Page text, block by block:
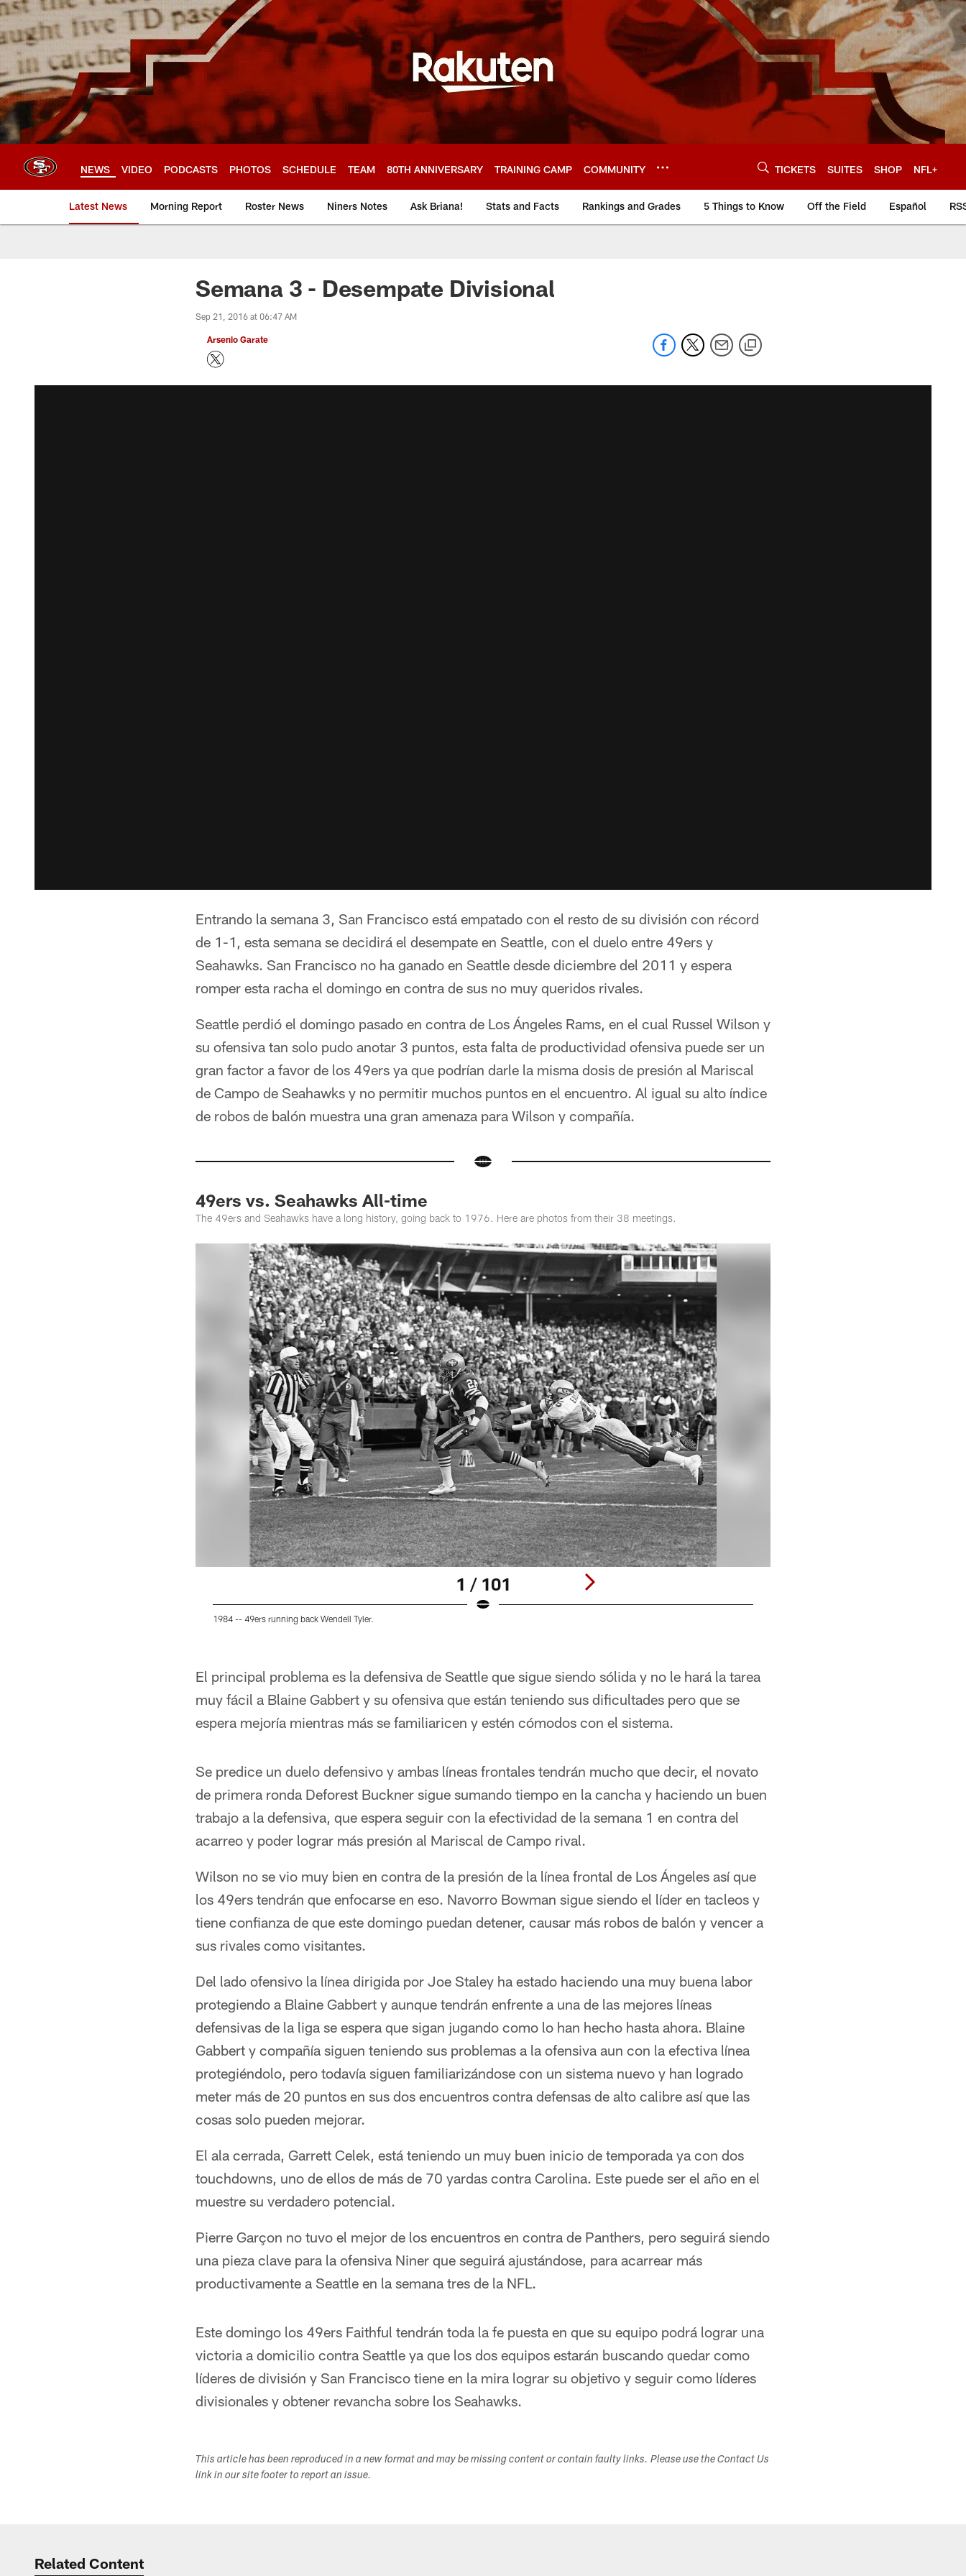
Skip
to
main
content
NEWS VIDEO PODCASTS PHOTOS SCHEDULE TEAM 80TH ANNIVERSARY TRAINING CAMP COMMUNITY TICKETS SUITES SHOP NFL+
Latest News Morning Report Roster News Niners Notes Ask Briana! Stats and Facts Rankings and Grades 5 Things to Know Off the Field Español
Semana 3 - Desempate Divisional
Sep 21, 2016 at 06:47 AM
Arsenio Garate
Entrando la semana 3, San Francisco está empatado con el resto de su división con récord
de 1-1, esta semana se decidirá el desempate en Seattle, con el duelo entre 49ers y
Seahawks. San Francisco no ha ganado en Seattle desde diciembre del 2011 y espera
romper esta racha el domingo en contra de sus no muy queridos rivales.
Seattle perdió el domingo pasado en contra de Los Ángeles Rams, en el cual Russel Wilson y
su ofensiva tan solo pudo anotar 3 puntos, esta falta de productividad ofensiva puede ser un
gran factor a favor de los 49ers ya que podrían darle la misma dosis de presión al Mariscal
de Campo de Seahawks y no permitir muchos puntos en el encuentro. Al igual su alto índice
de robos de balón muestra una gran amenaza para Wilson y compañía.
49ers vs. Seahawks All-time
The 49ers and Seahawks have a long history, going back to 1976. Here are photos from their 38 meetings.
1 / 101
1984 -- 49ers running back Wendell Tyler.
El principal problema es la defensiva de Seattle que sigue siendo sólida y no le hará la tarea
muy fácil a Blaine Gabbert y su ofensiva que están teniendo sus dificultades pero que se
espera mejoría mientras más se familiaricen y estén cómodos con el sistema.
Se predice un duelo defensivo y ambas líneas frontales tendrán mucho que decir, el novato
de primera ronda Deforest Buckner sigue sumando tiempo en la cancha y haciendo un buen
trabajo a la defensiva, que espera seguir con la efectividad de la semana 1 en contra del
acarreo y poder lograr más presión al Mariscal de Campo rival.
Wilson no se vio muy bien en contra de la presión de la línea frontal de Los Ángeles así que
los 49ers tendrán que enfocarse en eso. Navorro Bowman sigue siendo el líder en tacleos y
tiene confianza de que este domingo puedan detener, causar más robos de balón y vencer a
sus rivales como visitantes.
Del lado ofensivo la línea dirigida por Joe Staley ha estado haciendo una muy buena labor
protegiendo a Blaine Gabbert y aunque tendrán enfrente a una de las mejores líneas
defensivas de la liga se espera que sigan jugando como lo han hecho hasta ahora. Blaine
Gabbert y compañía siguen teniendo sus problemas a la ofensiva aun con la efectiva línea
protegiéndolo, pero todavía siguen familiarizándose con un sistema nuevo y han logrado
meter más de 20 puntos en sus dos encuentros contra defensas de alto calibre así que las
cosas solo pueden mejorar.
El ala cerrada, Garrett Celek, está teniendo un muy buen inicio de temporada ya con dos
touchdowns, uno de ellos de más de 70 yardas contra Carolina. Este puede ser el año en el
muestre su verdadero potencial.
Pierre Garçon no tuvo el mejor de los encuentros en contra de Panthers, pero seguirá siendo
una pieza clave para la ofensiva Niner que seguirá ajustándose, para acarrear más
productivamente a Seattle en la semana tres de la NFL.
Este domingo los 49ers Faithful tendrán toda la fe puesta en que su equipo podrá lograr una
victoria a domicilio contra Seattle ya que los dos equipos estarán buscando quedar como
líderes de división y San Francisco tiene en la mira lograr su objetivo y seguir como líderes
divisionales y obtener revancha sobre los Seahawks.
This article has been reproduced in a new format and may be missing content or contain faulty links. Please use the Contact Us
link in our site footer to report an issue.
Related Content